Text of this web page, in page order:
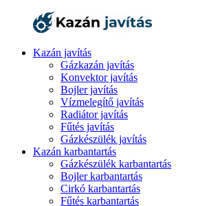
Kazán javítás
Gázkazán javítás
Konvektor javítás
Bojler javítás
Vízmelegítő javítás
Radiátor javítás
Fűtés javítás
Gázkészülék javítás
Kazán karbantartás
Gázkészülék karbantartás
Bojler karbantartás
Cirkó karbantartás
Fűtés karbantartás